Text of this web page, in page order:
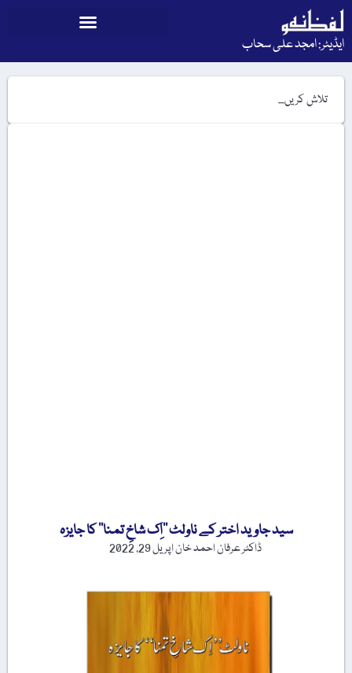
ایڈیٹر: امجد علی سحاب
سید جاوید اختر کے ناولٹ ’’اِک شاخِ تمنا‘‘ کا جایزہ
ڈاکٹر عرفان احمد خاناپریل 29, 2022